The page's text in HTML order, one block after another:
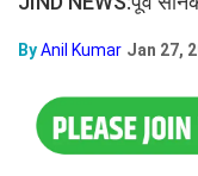
ByAnil Kumar Jan 27,